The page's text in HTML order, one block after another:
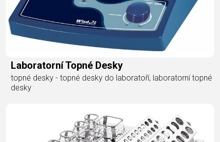
Laboratorní Topné Desky
topné desky - topné desky do laboratoří, laboratorní topné
desky